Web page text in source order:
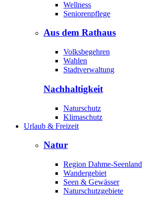
Wellness
Seniorenpflege
Aus dem Rathaus
Volksbegehren
Wahlen
Stadtverwaltung
Nachhaltigkeit
Naturschutz
Klimaschutz
Urlaub & Freizeit
Natur
Region Dahme-Seenland
Wandergebiet
Seen & Gewässer
Naturschutzgebiete